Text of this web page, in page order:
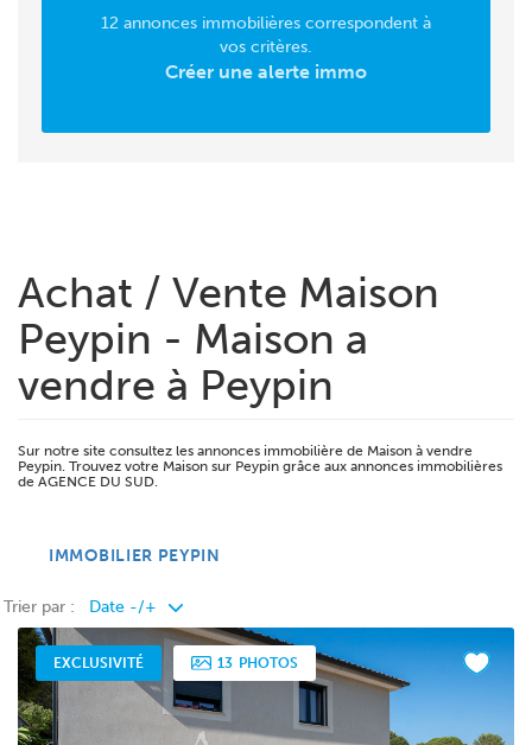
12 annonces immobilières correspondent à
vos critères.
Créer une alerte immo
Achat / Vente Maison
Peypin - Maison a
vendre à Peypin
Sur notre site consultez les annonces immobilière de Maison à vendre
Peypin. Trouvez votre Maison sur Peypin grâce aux annonces immobilières
de AGENCE DU SUD.
IMMOBILIER PEYPIN
Trier par :
EXCLUSIVITÉ 13 PHOTOS